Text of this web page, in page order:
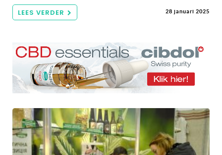
LEES VERDER 28 januari 2025